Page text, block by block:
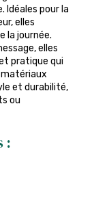
pour la
elles
la journée.
elles
pratique qui
matériaux
et durabilité,
ou
: